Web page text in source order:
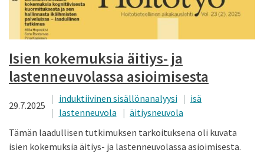
Isien kokemuksia äitiys- ja
lastenneuvolassa asioimisesta
29.7.2025
induktiivinen sisällönanalyysi
isä
lastenneuvola
äitiysneuvola
Tämän laadullisen tutkimuksen tarkoituksena oli kuvata
isien kokemuksia äitiys- ja lastenneuvolassa asioimisesta.